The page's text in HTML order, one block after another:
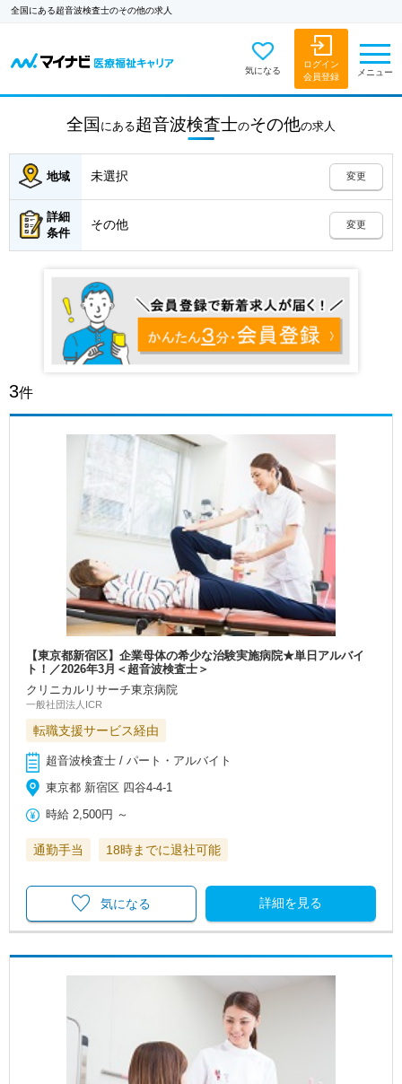
全国にある超音波検査士のその他の求人
気になる
ログイン
会員登録
メニュー
全国 にある超音波検査士のその他の求人
地域 未選択 変更
詳細
条件
その他 変更
3件
【東京都新宿区】企業母体の希少な治験実施病院★単日アルバイ
ト！／2026年3月＜超音波検査士＞
クリニカルリサーチ東京病院
一般社団法人ICR
転職支援サービス経由
超音波検査士 / パート・アルバイト
東京都 新宿区 四谷4‐4‐1
時給 2,500円 ～
通勤手当 18時までに退社可能
詳細を見る
気になる